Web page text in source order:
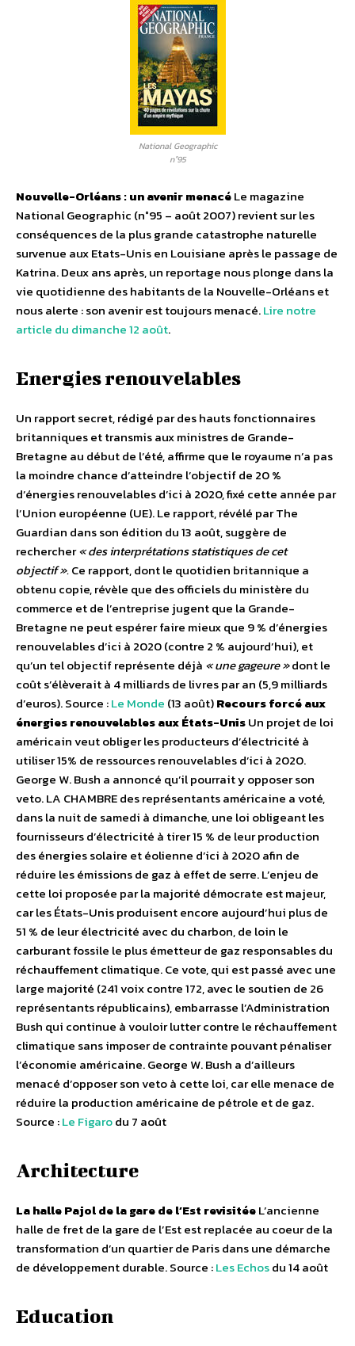
National Geographic
n°95
Nouvelle-Orléans : un avenir menacéLe magazine
National Geographic (n°95 – août 2007) revient sur les
conséquences de la plus grande catastrophe naturelle
survenue aux Etats-Unis en Louisiane après le passage de
Katrina. Deux ans après, un reportage nous plonge dans la
vie quotidienne des habitants de la Nouvelle-Orléans et
nous alerte : son avenir est toujours menacé.Lire notre
article du dimanche 12 août.
Energies renouvelables
Un rapport secret, rédigé par des hauts fonctionnaires
britanniques et transmis aux ministres de Grande-
Bretagne au début de l’été, affirme que le royaume n’a pas
la moindre chance d’atteindre l’objectif de 20 %
d’énergies renouvelables d’ici à 2020, fixé cette année par
l’Union européenne (UE). Le rapport, révélé par The
Guardian dans son édition du 13 août, suggère de
rechercher« des interprétations statistiques de cet
objectif ».Ce rapport, dont le quotidien britannique a
obtenu copie, révèle que des officiels du ministère du
commerce et de l’entreprise jugent que la Grande-
Bretagne ne peut espérer faire mieux que 9 % d’énergies
renouvelables d’ici à 2020 (contre 2 % aujourd’hui), et
qu’un tel objectif représente déjà « une gageure »dont le
coût s’élèverait à 4 milliards de livres par an (5,9 milliards
d’euros). Source :Le Monde (13 août)Recours forcé aux
énergies renouvelables aux États-UnisUn projet de loi
américain veut obliger les producteurs d’électricité à
utiliser 15% de ressources renouvelables d’ici à 2020.
George W. Bush a annoncé qu’il pourrait y opposer son
veto. LA CHAMBRE des représentants américaine a voté,
dans la nuit de samedi à dimanche, une loi obligeant les
fournisseurs d’électricité à tirer 15 % de leur production
des énergies solaire et éolienne d’ici à 2020 afin de
réduire les émissions de gaz à effet de serre. L’enjeu de
cette loi proposée par la majorité démocrate est majeur,
car les États-Unis produisent encore aujourd’hui plus de
51 % de leur électricité avec du charbon, de loin le
carburant fossile le plus émetteur de gaz responsables du
réchauffement climatique. Ce vote, qui est passé avec une
large majorité (241 voix contre 172, avec le soutien de 26
représentants républicains), embarrasse l’Administration
Bush qui continue à vouloir lutter contre le réchauffement
climatique sans imposer de contrainte pouvant pénaliser
l’économie américaine. George W. Bush a d’ailleurs
menacé d’opposer son veto à cette loi, car elle menace de
réduire la production américaine de pétrole et de gaz.
Source :Le Figarodu 7 août
Architecture
La halle Pajol de la gare de l’Est revisitéeL’ancienne
halle de fret de la gare de l’Est est replacée au coeur de la
transformation d’un quartier de Paris dans une démarche
de développement durable. Source :Les Echosdu 14 août
Education